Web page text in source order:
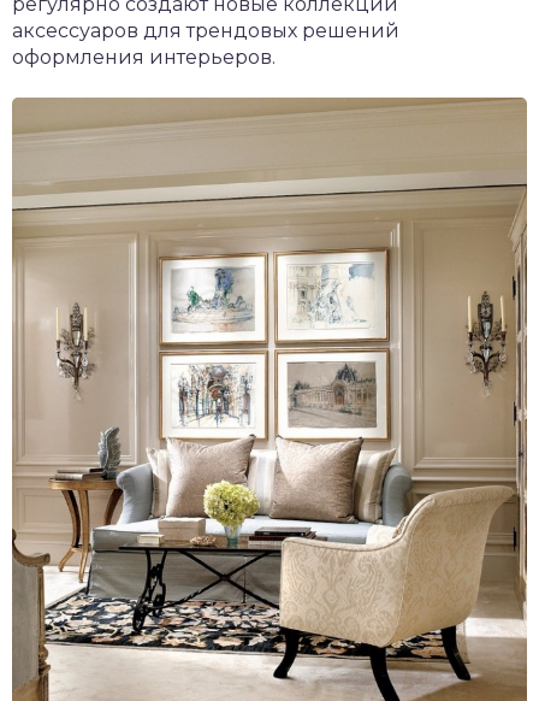
аксессуаров для трендовых решений
оформления интерьеров.